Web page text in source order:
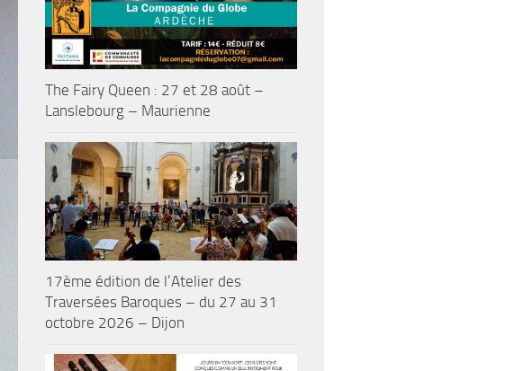
The Fairy Queen : 27 et 28 août –
Lanslebourg – Maurienne
17ème édition de l’Atelier des
Traversées Baroques – du 27 au 31
octobre 2026 – Dijon